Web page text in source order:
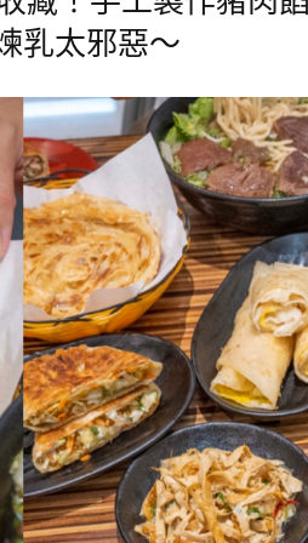
乳太邪惡～